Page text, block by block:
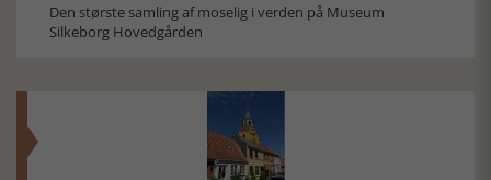
Den største samling af moselig i verden på Museum
Silkeborg Hovedgården